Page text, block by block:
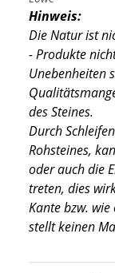
Hinweis:
Die Natur ist
- Produkte
Unebenheiten
des Steines.
Durch
Rohsteines,
oder auch die
treten, dies
Kantebzw. wie
stellt keinen